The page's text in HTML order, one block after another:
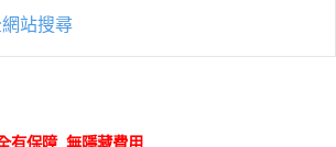
站搜尋